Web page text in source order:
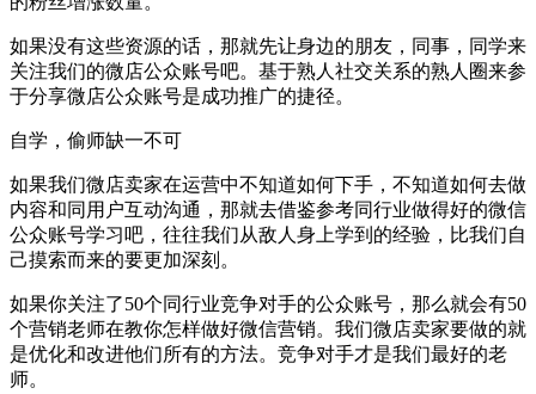
如果没有这些资源的话，那就先让身边的朋友，同事，同学来
关注我们的微店公众账号吧。基于熟人社交关系的熟人圈来参
于分享微店公众账号是成功推广的捷径。
自学，偷师缺一不可
如果我们微店卖家在运营中不知道如何下手，不知道如何去做
内容和同用户互动沟通，那就去借鉴参考同行业做得好的微信
公众账号学习吧，往往我们从敌人身上学到的经验，比我们自
己摸索而来的要更加深刻。
如果你关注了50个同行业竞争对手的公众账号，那么就会有50
个营销老师在教你怎样做好微信营销。我们微店卖家要做的就
是优化和改进他们所有的方法。竞争对手才是我们最好的老
师。